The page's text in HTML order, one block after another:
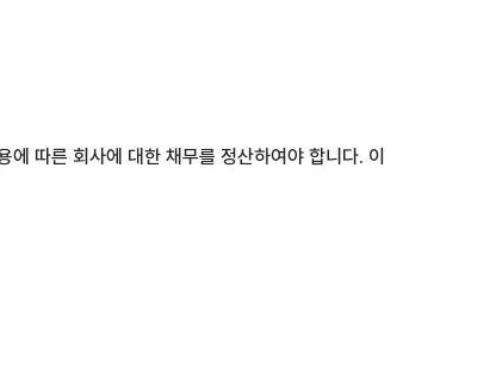
따른 회사에 대한 채무를 정산하여야 합니다. 이